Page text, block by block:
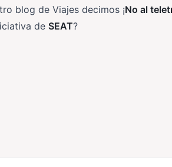
blog de Viajes decimos ¡No al
de SEAT?